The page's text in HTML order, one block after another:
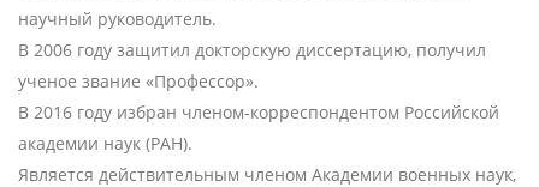
научный руководитель.
В 2006 году защитил докторскую диссертацию, получил
ученое звание «Профессор».
В 2016 году избран членом-корреспондентом Российской
академии наук (РАН).
Является действительным членом Академии военных наук,